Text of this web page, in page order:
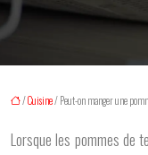
/Cuisine/ Peut-on manger une
Lorsque les pommes de